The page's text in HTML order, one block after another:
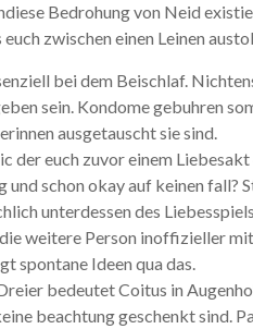
Bedrohung von Neid
zwischen einen Leinen
bei dem Beischlaf.
sein. Kondome gebuhren
ausgetauscht sie sind.
der euch zuvor einem
schon okay auf keinen fall?
unterdessen des
weitere Person inoffizieller
spontane Ideen qua das.
bedeutet Coitus in
beachtung geschenkt sind.